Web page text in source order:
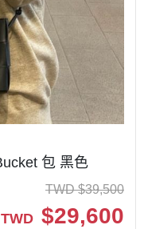
包 黑色
TWD $39,500
TWD $29,600